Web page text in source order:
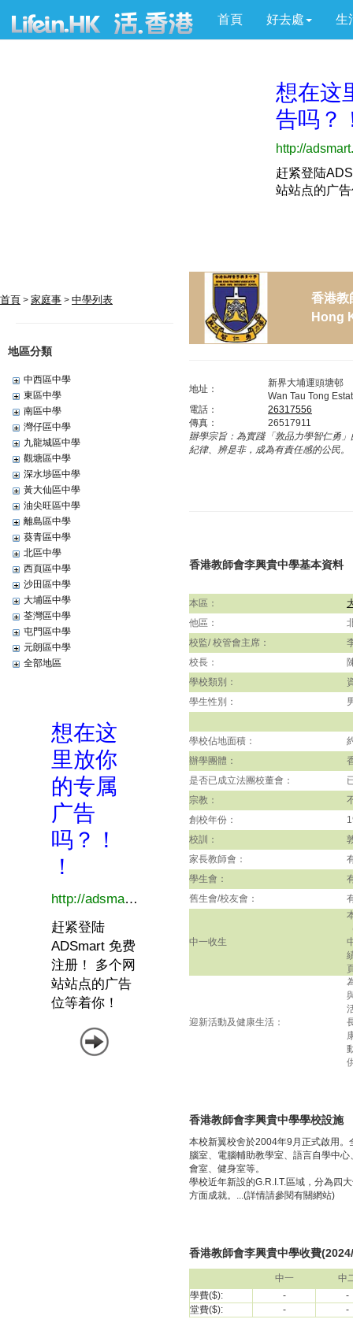
首頁 好去處 生
首頁 > 家庭事 > 中學列表
地區分類
中西區中學
東區中學
南區中學
灣仔區中學
九龍城區中學
觀塘區中學
深水埗區中學
黃大仙區中學
油尖旺區中學
離島區中學
葵青區中學
北區中學
西頁區中學
沙田區中學
大埔區中學
荃灣區中學
屯門區中學
元朗區中學
全部地區
香港教
Hong
地址：
新界大埔運頭塘邨
Wan Tau Tong
電話：
26317556
傳真：
26517911
辦學宗旨：為實踐「敦品力學智仁勇
紀律、辨是非，成為有責任感的公民。
香港教師會李興貴中學基本資料
本區：
他區：
校監/ 校管會主席：
校長：
學校類別：
學生性別：
學校佔地面積：
辦學團體：
是否已成立法團校董會：
宗教：
創校年份：
校訓：
家長教師會：
學生會：
舊生會/校友會：
中一收生
迎新活動及健康生活：
香港教師會李興貴中學學校設施
本校新翼校舍於2004年9月正式啟用
腦室、電腦輔助教學室、語言自學中
會室、健身室等。
學校近年新設的G.R.I.T.區域，分為四
方面成就。...(詳情請參閱有關網站)
香港教師會李興貴中學收費
中一
中
學費($):
-
-
堂費($):
- -